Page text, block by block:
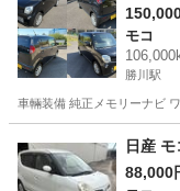
モコ
勝川駅
車輛装備 純正メモリーナビ
勝川駅
日産
88,000